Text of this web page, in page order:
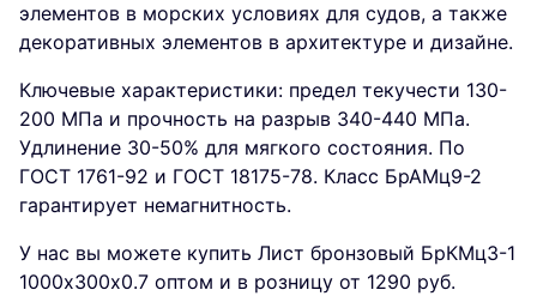
элементов в морских условиях для судов, а также
декоративных элементов в архитектуре и дизайне.
Ключевые характеристики: предел текучести 130-
200 МПа и прочность на разрыв 340-440 МПа.
Удлинение 30-50% для мягкого состояния. По
ГОСТ 1761-92 и ГОСТ 18175-78. Класс БрАМц9-2
гарантирует немагнитность.
У нас вы можете купить Лист бронзовый БрКМц3-1
1000х300х0.7 оптом и в розницу от 1290 руб.